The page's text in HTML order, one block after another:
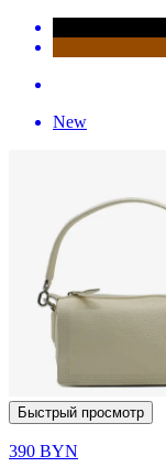
New
Быстрый просмотр
390 BYN